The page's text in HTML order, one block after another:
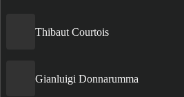
Thibaut Courtois
Gianluigi Donnarumma